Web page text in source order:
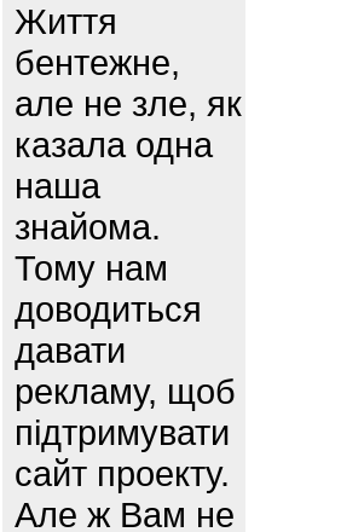
Життя
бентежне,
але не зле, як
казала одна
наша
знайома.
Тому нам
доводиться
давати
рекламу, щоб
підтримувати
сайт проекту.
Але ж Вам не